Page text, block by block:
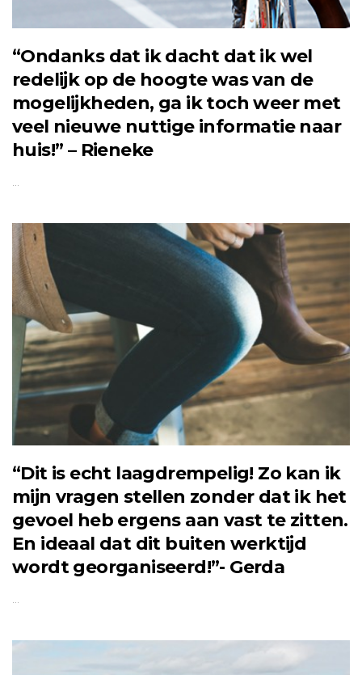
“Ondanks dat ik dacht dat ik wel
redelijk op de hoogte was van de
mogelijkheden, ga ik toch weer met
veel nieuwe nuttige informatie naar
huis!” – Rieneke
“Dit is echt laagdrempelig! Zo kan ik
mijn vragen stellen zonder dat ik het
gevoel heb ergens aan vast te zitten.
En ideaal dat dit buiten werktijd
wordt georganiseerd!”- Gerda